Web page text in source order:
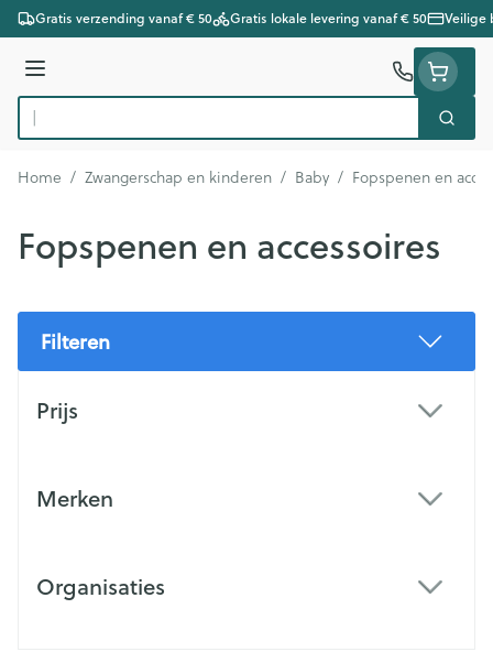
Ga naar de inhoud
Gratis verzending vanaf € 50 Gratis lokale levering vanaf € 50 Veilige
Menu
Product, merk, categorie... Zoek
Home / Zwangerschap en kinderen / Baby / Fopspenen en
Fopspenen en accessoires
Filteren
Prijs
Merken
Organisaties